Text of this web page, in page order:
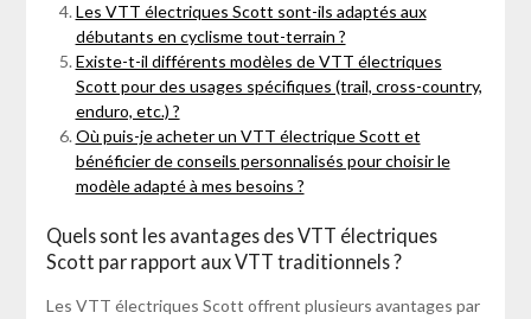
Les VTT électriques Scott sont-ils adaptés aux
débutants en cyclisme tout-terrain ?
Existe-t-il différents modèles de VTT électriques
Scott pour des usages spécifiques (trail, cross-country,
enduro, etc.) ?
Où puis-je acheter un VTT électrique Scott et
bénéficier de conseils personnalisés pour choisir le
modèle adapté à mes besoins ?
Quels sont les avantages des VTT électriques
Scott par rapport aux VTT traditionnels ?
Les VTT électriques Scott offrent plusieurs avantages par